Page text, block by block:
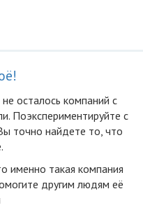
осталоcь компаний с
Поэкспериментируйте с
точно найдете то, что
именно такая компания
другим людям её